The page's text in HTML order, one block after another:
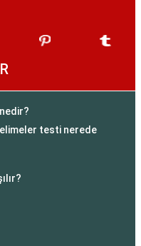
testi nerede